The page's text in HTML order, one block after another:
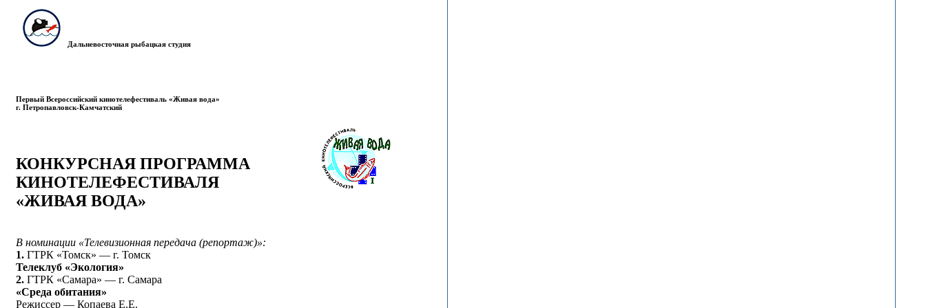
Дальневосточная рыбацкая студия
Первый Всероссийский кинотелефестиваль «Живая вода»
г. Петропавловск-Камчатский
КОНКУРСНАЯ ПРОГРАММА
КИНОТЕЛЕФЕСТИВАЛЯ
«ЖИВАЯ ВОДА»
В номинации «Телевизионная передача (репортаж)»:
1. ГТРК «Томск» — г. Томск
Телеклуб «Экология»
2. ГТРК «Самара» — г. Самара
«Среда обитания»
Режиссер — Копаева Е.Е.